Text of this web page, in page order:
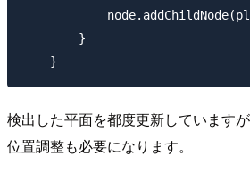
        }
検出した平面を都度更新しています
位置調整も必要になります。